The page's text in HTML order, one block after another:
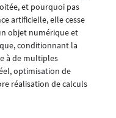
et pourquoi pas
artificielle, elle cesse
objet numérique et
conditionnant la
à de multiples
optimisation de
réalisation de calculs